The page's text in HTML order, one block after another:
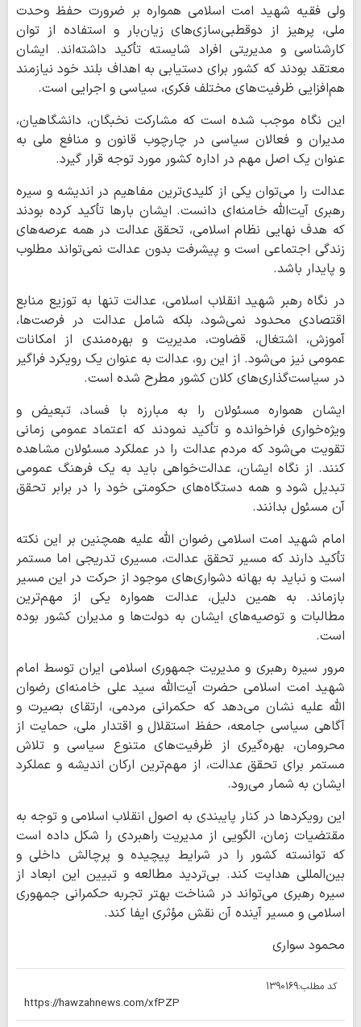
ولی فقیه شهید امت اسلامی همواره بر ضرورت حفظ وحدت
ملی، پرهیز از دوقطبی‌سازی‌های زیان‌بار و استفاده از توان
کارشناسی و مدیریتی افراد شایسته تأکید داشته‌اند. ایشان
معتقد بودند که کشور برای دستیابی به اهداف بلند خود نیازمند
هم‌افزایی ظرفیت‌های مختلف فکری، سیاسی و اجرایی است.
این نگاه موجب شده است که مشارکت نخبگان، دانشگاهیان،
مدیران و فعالان سیاسی در چارچوب قانون و منافع ملی به
عنوان یک اصل مهم در اداره کشور مورد توجه قرار گیرد.
عدالت را می‌توان یکی از کلیدی‌ترین مفاهیم در اندیشه و سیره
رهبری آیت‌الله خامنه‌ای دانست. ایشان بارها تأکید کرده‌ بودند
که هدف نهایی نظام اسلامی، تحقق عدالت در همه عرصه‌های
زندگی اجتماعی است و پیشرفت بدون عدالت نمی‌تواند مطلوب
و پایدار باشد.
در نگاه رهبر شهید انقلاب اسلامی، عدالت تنها به توزیع منابع
اقتصادی محدود نمی‌شود، بلکه شامل عدالت در فرصت‌ها،
آموزش، اشتغال، قضاوت، مدیریت و بهره‌مندی از امکانات
عمومی نیز می‌شود. از این رو، عدالت به عنوان یک رویکرد فراگیر
در سیاست‌گذاری‌های کلان کشور مطرح شده است.
ایشان همواره مسئولان را به مبارزه با فساد، تبعیض و
ویژه‌خواری فراخوانده و تأکید نمودند که اعتماد عمومی زمانی
تقویت می‌شود که مردم عدالت را در عملکرد مسئولان مشاهده
کنند. از نگاه ایشان، عدالت‌خواهی باید به یک فرهنگ عمومی
تبدیل شود و همه دستگاه‌های حکومتی خود را در برابر تحقق
آن مسئول بدانند.
امام شهید امت اسلامی رضوان الله علیه همچنین بر این نکته
تأکید دارند که مسیر تحقق عدالت، مسیری تدریجی اما مستمر
است و نباید به بهانه دشواری‌های موجود از حرکت در این مسیر
بازماند. به همین دلیل، عدالت همواره یکی از مهم‌ترین
مطالبات و توصیه‌های ایشان به دولت‌ها و مدیران کشور بوده
است.
مرور سیره رهبری و مدیریت جمهوری اسلامی ایران توسط امام
شهید امت اسلامی حضرت آیت‌الله سید علی خامنه‌ای رضوان
الله علیه نشان می‌دهد که حکمرانی مردمی، ارتقای بصیرت و
آگاهی سیاسی جامعه، حفظ استقلال و اقتدار ملی، حمایت از
محرومان، بهره‌گیری از ظرفیت‌های متنوع سیاسی و تلاش
مستمر برای تحقق عدالت، از مهم‌ترین ارکان اندیشه و عملکرد
ایشان به شمار می‌رود.
این رویکردها در کنار پایبندی به اصول انقلاب اسلامی و توجه به
مقتضیات زمان، الگویی از مدیریت راهبردی را شکل داده است
که توانسته کشور را در شرایط پیچیده و پرچالش داخلی و
بین‌المللی هدایت کند. بی‌تردید مطالعه و تبیین این ابعاد از
سیره رهبری می‌تواند در شناخت بهتر تجربه حکمرانی جمهوری
اسلامی و مسیر آینده آن نقش مؤثری ایفا کند.
محمود سواری
کد مطلب:1390169